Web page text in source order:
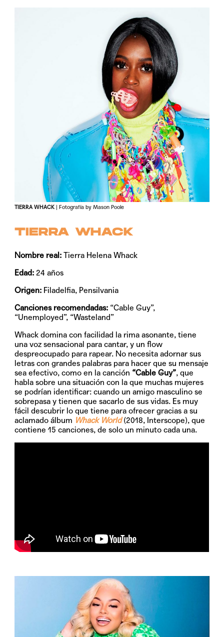
TIERRA WHACK | Fotografía by Mason Poole
TIERRA WHACK
Nombre real:Tierra Helena Whack
Edad: 24 años
Origen: Filadelfia, Pensilvania
Canciones recomendadas: “Cable Guy”,
“Unemployed”, “Wasteland”
Whack domina con facilidad la rima asonante, tiene
una voz sensacional para cantar, y un flow
despreocupado para rapear. No necesita adornar sus
letras con grandes palabras para hacer que su mensaje
sea efectivo, como en la canción “Cable Guy”, que
habla sobre una situación con la que muchas mujeres
se podrían identificar: cuando un amigo masculino se
sobrepasa y tienen que sacarlo de sus vidas. Es muy
fácil descubrir lo que tiene para ofrecer gracias a su
aclamado álbum Whack World(2018, Interscope), que
contiene 15 canciones, de solo un minuto cada una.